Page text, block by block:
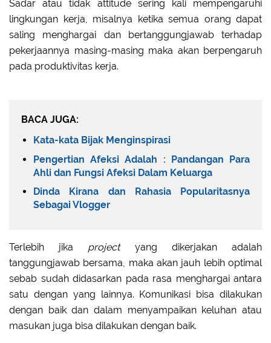
Sadar atau tidak attitude sering kali mempengaruhi
lingkungan kerja, misalnya ketika semua orang dapat
saling menghargai dan bertanggungjawab terhadap
pekerjaannya masing-masing maka akan berpengaruh
pada produktivitas kerja.
BACA JUGA:
Kata-kata Bijak Menginspirasi
Pengertian Afeksi Adalah : Pandangan Para
Ahli dan Fungsi Afeksi Dalam Keluarga
Dinda Kirana dan Rahasia Popularitasnya
Sebagai Vlogger
Terlebih jika project yang dikerjakan adalah
tanggungjawab bersama, maka akan jauh lebih optimal
sebab sudah didasarkan pada rasa menghargai antara
satu dengan yang lainnya. Komunikasi bisa dilakukan
dengan baik dan dalam menyampaikan keluhan atau
masukan juga bisa dilakukan dengan baik.